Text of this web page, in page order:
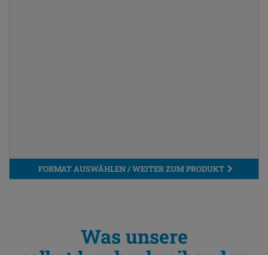
FORMAT AUSWÄHLEN / WEITER ZUM PRODUKT
Was unsere